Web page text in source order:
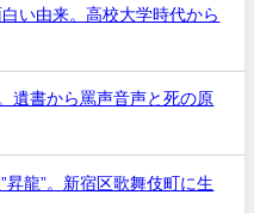
い由来。高校大学時代から
遺書から罵声音声と死の原
龍”。新宿区歌舞伎町に生